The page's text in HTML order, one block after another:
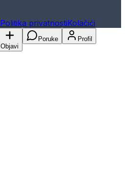
Politika privatnostiKolačići
Objavi
Poruke Profil